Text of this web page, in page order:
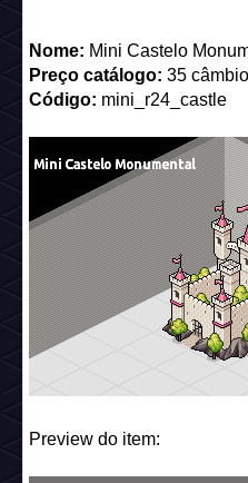
Nome: Mini Castelo
Preço catálogo: 35
Código: mini_r24_castle
Preview do item: